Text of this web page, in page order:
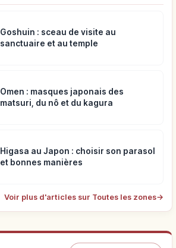
Goshuin : sceau de visite au
sanctuaire et au temple
Omen : masques japonais des
matsuri, du nô et du kagura
Higasa au Japon : choisir son parasol
et bonnes manières
Voir plus d'articles sur Toutes les zones→